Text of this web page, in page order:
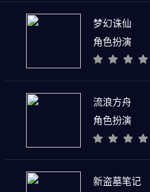
梦幻诛仙
角色扮演
流浪方舟
角色扮演
新盗墓笔记